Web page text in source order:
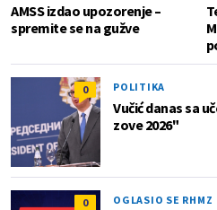
AMSS izdao upozorenje –
spremite se na gužve
0 POLITIKA
Vučić danas sa
zove 2026"
0 OGLASIO SE RHMZ